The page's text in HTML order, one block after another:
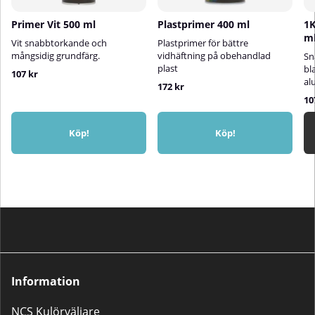
Primer Vit 500 ml
Vit snabbtorkande och
mångsidig grundfärg.
107 kr
Köp!
Plastprimer 400 ml
Plastprimer för bättre
vidhäftning på obehandlad
plast
172 kr
Köp!
Information
NCS Kulörväljare